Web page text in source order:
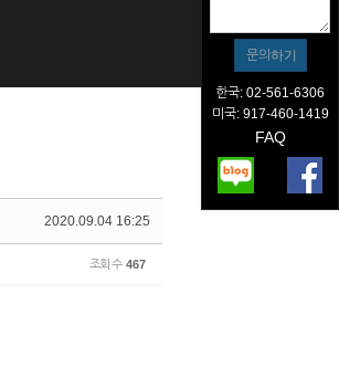
2020.09.04 16:25
조회 수 467
한국: 02-561-6306
미국: 917-460-1419
FAQ